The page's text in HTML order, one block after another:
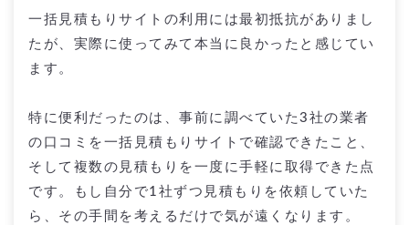
一括見積もりサイトの利用には最初抵抗がありまし
たが、実際に使ってみて本当に良かったと感じてい
ます。
特に便利だったのは、事前に調べていた3社の業者
の口コミを一括見積もりサイトで確認できたこと、
そして複数の見積もりを一度に手軽に取得できた点
です。もし自分で1社ずつ見積もりを依頼していた
ら、その手間を考えるだけで気が遠くなります。